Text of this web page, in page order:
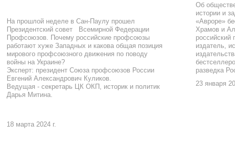
На прошлой неделе в Сан-Паулу прошел
Президентский совет Всемирной Федерации
Профсоюзов. Почему российские профсоюзы
работают хуже Западных и какова общая позиция
мирового профсоюзного движения по поводу
войны на Украине?
Эксперт: президент Союза профсоюзов России
Евгений Александрович Куликов.
Ведущая - секретарь ЦК ОКП, историк и политик
Дарья Митина.
18 марта 2024 г.
Об
истории и
«Авроре»
Храмов и
российский
издатель,
разведка
23 января